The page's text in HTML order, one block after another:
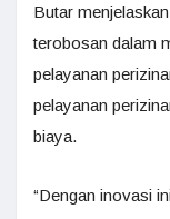
Butar
terobosan dalam
pelayanan
pelayanan
biaya.
“Dengan inovasi